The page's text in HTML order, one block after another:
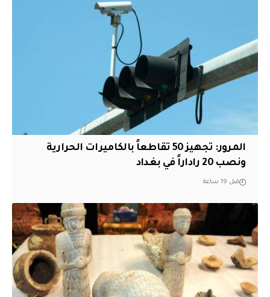
المرور: تجهيز 50 تقاطعاً بالكاميرات الحرارية
ونصب 20 راداراً في بغداد
قبل 19 ساعة